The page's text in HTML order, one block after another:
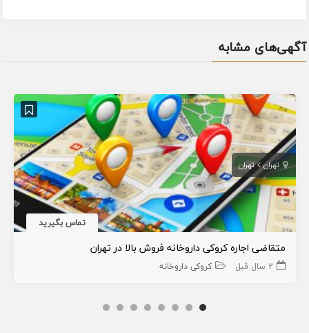
آگهی‌های مشابه
تهران تهران
تماس بگیرید
متقاضی اجاره کروکی داروخانه فروش بالا در تهران
2 سال قبل کروکی داروخانه